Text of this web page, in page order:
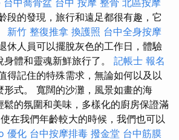
台中喬骨盆 台中 按摩 整骨 北區按摩
段的發現，旅行和遠足都很有趣，它
新竹 整復推拿 換護照 台中全身按摩
休人員可以擺脫灰色的工作日，體驗
體和靈魂新鮮旅行了。 記帳士 報名
得記住的特殊需求，無論如何以及以
形式。 寬闊的沙灘，風景如畫的海
鬆的氛圍和美味，多樣化的廚房保證滿
在我們年齡較大的時候，我們也可以
優化 台中按摩排毒 撥金堂 台中筋膜